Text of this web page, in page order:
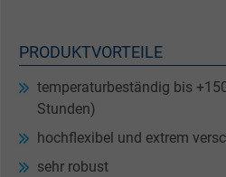
PRODUKTVORTEILE
temperaturbeständig bis
Stunden)
hochflexibel und extrem
sehr robust